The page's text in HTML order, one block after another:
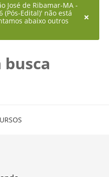
José de Ribamar-MA -
(Pós-Edital)' não está
abaixo outros
×